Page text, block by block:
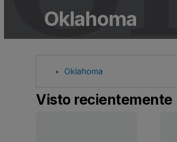
Oklahoma
Oklahoma
Visto recientemente